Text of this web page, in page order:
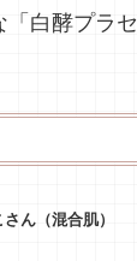
「白酵プラ
ん（混合肌）